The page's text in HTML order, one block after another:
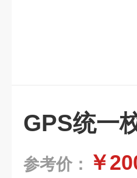
GPS统一
参考价： ￥